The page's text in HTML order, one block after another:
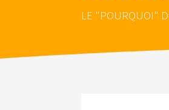
LE "POURQUOI"